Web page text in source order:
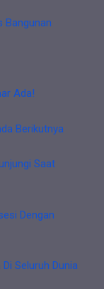
Bangunan
Ada!
Berikutnya
Saat
Dengan
Seluruh Dunia